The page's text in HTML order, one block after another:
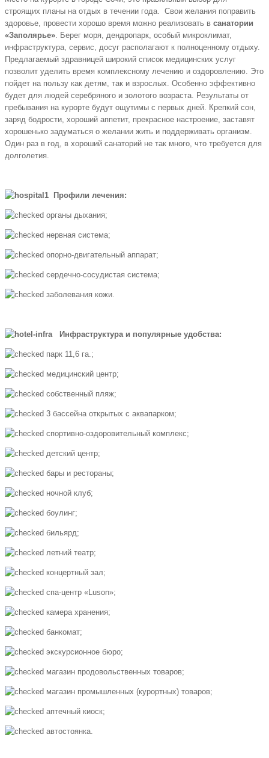
строящих планы на отдых в течении года. Свои желания поправить
здоровье, провести хорошо время можно реализовать в санатории
«Заполярье». Берег моря, дендропарк, особый микроклимат,
инфраструктура, сервис, досуг располагают к полноценному отдыху.
Предлагаемый здравницей широкий список медицинских услуг
позволит уделить время комплексному лечению и оздоровлению. Это
пойдет на пользу как детям, так и взрослых. Особенно эффективно
будет для людей серебряного и золотого возраста. Результаты от
пребывания на курорте будут ощутимы с первых дней. Крепкий сон,
заряд бодрости, хороший аппетит, прекрасное настроение, заставят
хорошенько задуматься о желании жить и поддерживать организм.
Один раз в год, в хороший санаторий не так много, что требуется для
долголетия.
Профили лечения:
органы дыхания;
нервная система;
опорно-двигательный аппарат;
сердечно-сосудистая система;
заболевания кожи.
Инфраструктура и популярные удобства:
парк 11,6 га.;
медицинский центр;
собственный пляж;
3 бассейна открытых с аквапарком;
спортивно-оздоровительный комплекс;
детский центр;
бары и рестораны;
ночной клуб;
боулинг;
бильярд;
летний театр;
концертный зал;
спа-центр «Luson»;
камера хранения;
банкомат;
экскурсионное бюро;
магазин продовольственных товаров;
магазин промышленных (курортных) товаров;
аптечный киоск;
автостоянка.